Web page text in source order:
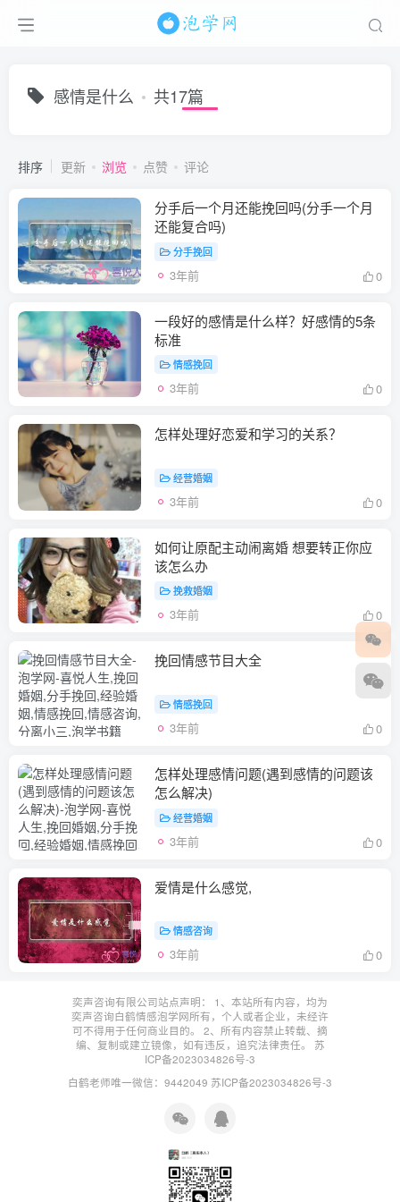
感情是什么 共17篇
排序 更新 浏览 点赞 评论
分手后一个月还能挽回吗(分手一个月
还能复合吗)
分手挽回
3年前 0
一段好的感情是什么样？好感情的5条
标准
情感挽回
3年前 0
怎样处理好恋爱和学习的关系？
经营婚姻
3年前 0
如何让原配主动闹离婚 想要转正你应
该怎么办
挽救婚姻
3年前 0
挽回情感节目大全
情感挽回
3年前 0
怎样处理感情问题(遇到感情的问题该
怎么解决)
经营婚姻
3年前 0
爱情是什么感觉,
情感咨询
3年前 0
奕声咨询有限公司站点声明： 1、本站所有内容，均为
奕声咨询白鹤情感泡学网所有，个人或者企业，未经许
可不得用于任何商业目的。 2、所有内容禁止转载、摘
编、复制或建立镜像，如有违反，追究法律责任。 苏
ICP备2023034826号-3
白鹤老师唯一微信：9442049 苏ICP备2023034826号-3